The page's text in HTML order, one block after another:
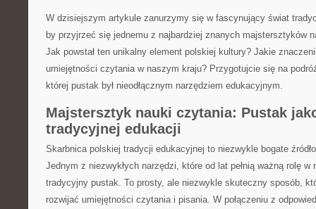
W dzisiejszym⁣ artykule zanurzymy się ⁢w fascynujący świat
by przyjrzeć się jednemu z najbardziej znanych majstersztyków
Jak powstał ten unikalny element polskiej kultury? Jakie
umiejętności czytania w naszym kraju? Przygotujcie się na
której pustak był nieodłącznym narzędziem edukacyjnym.
Majstersztyk​ nauki czytania: Pustak
tradycyjnej edukacji
Skarbnica polskiej tradycji edukacyjnej to niezwykle bogate
Jednym z niezwykłych narzędzi, które od lat pełnią ważną rolę
tradycyjny pustak. To prosty,‍ ale niezwykle skuteczny sposób,
rozwijać ‍umiejętności czytania ‍i pisania. W połączeniu z